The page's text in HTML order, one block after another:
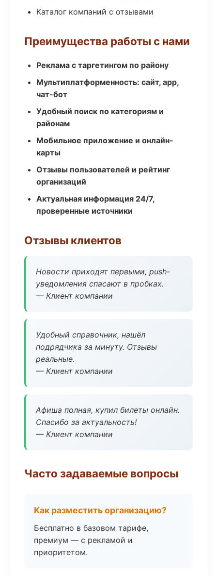
Каталог компаний с отзывами
Преимущества работы с нами
Реклама с таргетингом по району
Мультиплатформенность: сайт, app,
чат-бот
Удобный поиск по категориям и
районам
Мобильное приложение и онлайн-
карты
Отзывы пользователей и рейтинг
организаций
Актуальная информация 24/7,
проверенные источники
Отзывы клиентов
Новости приходят первыми, push-
уведомления спасают в пробках.
— Клиент компании
Удобный справочник, нашёл
подрядчика за минуту. Отзывы
реальные.
— Клиент компании
Афиша полная, купил билеты онлайн.
Спасибо за актуальность!
— Клиент компании
Часто задаваемые вопросы
Как разместить организацию?
Бесплатно в базовом тарифе,
премиум — с рекламой и
приоритетом.